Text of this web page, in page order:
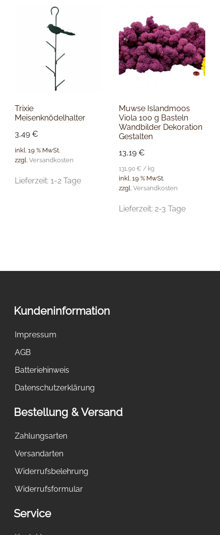
Trixie
Meisenknödelhalter
3,49 €
inkl. 19 % MwSt.
zzgl. Versandkosten
Lieferzeit: 1-2 Tage
Muwse Islandmoos
Viola 100 g Basteln
Wandbilder Dekoration
Gestalten
13,19€
131,90€ / kg
inkl. 19 % MwSt.
zzgl.Versandkosten
Lieferzeit:2-3 Tage
Kundeninformation
Impressum
AGB
Batteriehinweis
Datenschutzerklärung
Bestellung & Versand
Zahlungsarten
Versandarten
Widerrufsbelehrung
Widerrufsformular
Service